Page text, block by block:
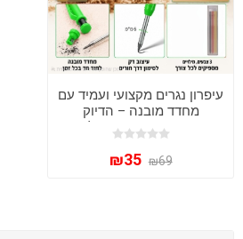
עיפרון נגרים מקצועי ועמיד עם
מחדד מובנה – הדיוק
שחיפשת בעבודה שלך!
₪69
₪35